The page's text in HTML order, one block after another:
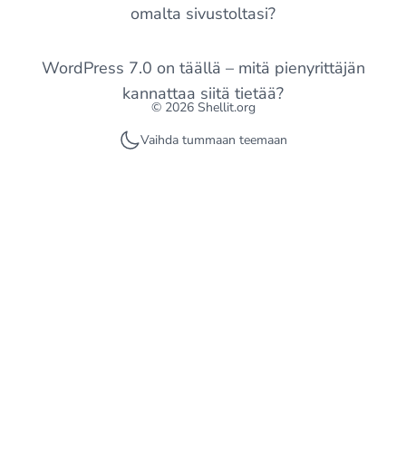
omalta sivustoltasi?
WordPress 7.0 on täällä – mitä pienyrittäjän
kannattaa siitä tietää?
© 2026 Shellit.org
Vaihda tummaan teemaan